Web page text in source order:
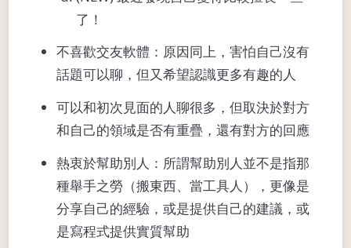
了！
不喜歡交友軟體：原因同上，害怕自己沒有
話題可以聊，但又希望認識更多有趣的人
可以和初次見面的人聊很多，但取決於對方
和自己的領域是否有重疊，還有對方的回應
熱衷於幫助別人：所謂幫助別人並不是指那
種舉手之勞（搬東西、當工具人），更像是
分享自己的經驗，或是提供自己的建議，或
是寫程式提供實質幫助